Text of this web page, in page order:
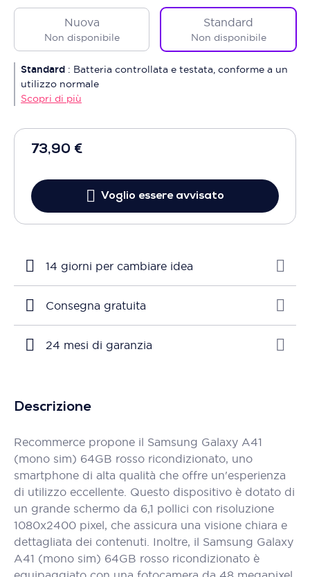
73,90 €
Voglio essere avvisato
Nuova
Non disponibile
Standard
Non disponibile
Standard : Batteria controllata e testata, conforme a un
utilizzo normale
Scopri di più
14 giorni per cambiare idea
Consegna gratuita
24 mesi di garanzia
Descrizione
Recommerce propone il Samsung Galaxy A41
(mono sim) 64GB rosso ricondizionato, uno
smartphone di alta qualità che offre un'esperienza
di utilizzo eccellente. Questo dispositivo è dotato di
un grande schermo da 6,1 pollici con risoluzione
1080x2400 pixel, che assicura una visione chiara e
dettagliata dei contenuti. Inoltre, il Samsung Galaxy
A41 (mono sim) 64GB rosso ricondizionato è